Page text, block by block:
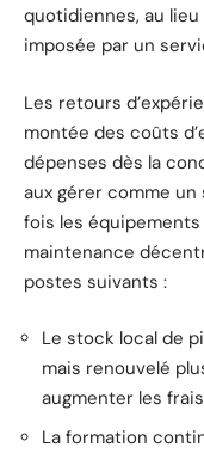
quotidiennes, au
imposée par un
Les retours
montée des coûts
dépenses dès la
aux gérer comme un
fois les
maintenance
postes suivants :
Le stock local de
mais renouvelé
augmenter les
La formation